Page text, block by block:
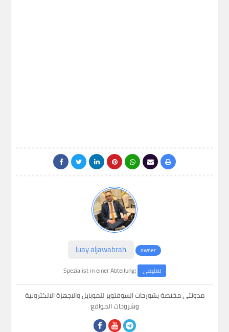
luay aljawabrah owner
Spezialist in einer Abteilung: تعليمي
مدونتي مختصة بشورحات السوفتوير للموبايل والاجهزة الالكترونية
وشروحات المواقع